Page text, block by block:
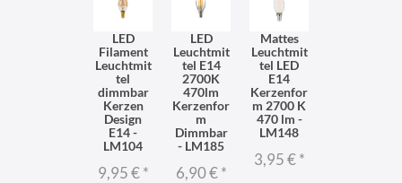
LED
Filament
Leuchtmit
tel
dimmbar
Kerzen
Design
E14 -
LM104
9,95 €*
LED
Leuchtmit
tel E14
2700K
470lm
Kerzenfor
m
Dimmbar
- LM185
6,90 €*
Mattes
Leuchtmit
tel LED
E14
Kerzenfor
m 2700 K
470 lm -
LM148
3,95 €*